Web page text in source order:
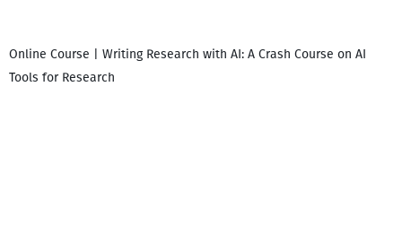
Online Course | Writing Research with AI: A Crash Course on AI
Tools for Research